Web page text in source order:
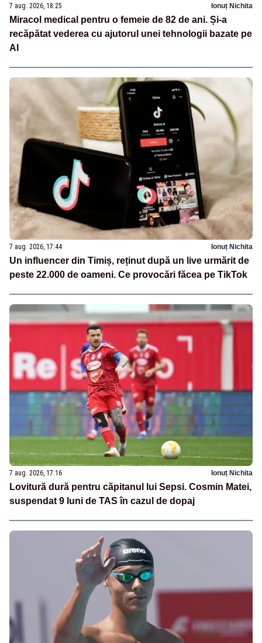
7 aug. 2026, 18:25 Ionuț Nichita
Miracol medical pentru o femeie de 82 de ani. Și-a
recăpătat vederea cu ajutorul unei tehnologii bazate pe
AI
7 aug. 2026, 17:44 Ionuț Nichita
Un influencer din Timiș, reținut după un live urmărit de
peste 22.000 de oameni. Ce provocări făcea pe TikTok
7 aug. 2026, 17:16 Ionuț Nichita
Lovitură dură pentru căpitanul lui Sepsi. Cosmin Matei,
suspendat 9 luni de TAS în cazul de dopaj